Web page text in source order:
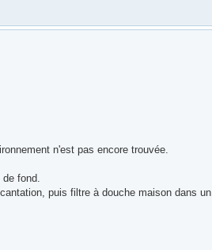
n'est pas encore trouvée.
fond.
puis filtre à douche maison dans un